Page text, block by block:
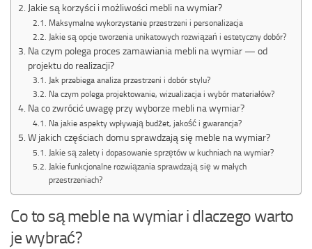
Jakie są korzyści i możliwości mebli na wymiar?
Maksymalne wykorzystanie przestrzeni i personalizacja
Jakie są opcje tworzenia unikatowych rozwiązań i estetyczny dobór?
Na czym polega proces zamawiania mebli na wymiar — od
projektu do realizacji?
Jak przebiega analiza przestrzeni i dobór stylu?
Na czym polega projektowanie, wizualizacja i wybór materiałów?
Na co zwrócić uwagę przy wyborze mebli na wymiar?
Na jakie aspekty wpływają budżet, jakość i gwarancja?
W jakich częściach domu sprawdzają się meble na wymiar?
Jakie są zalety i dopasowanie sprzętów w kuchniach na wymiar?
Jakie funkcjonalne rozwiązania sprawdzają się w małych
przestrzeniach?
Co to są meble na wymiar i dlaczego warto
je wybrać?